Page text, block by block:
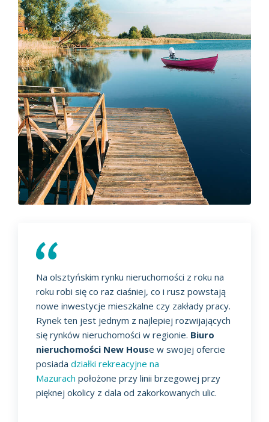
Na olsztyńskim rynku nieruchomości z roku na
roku robi się co raz ciaśniej, co i rusz powstają
nowe inwestycje mieszkalne czy zakłady pracy.
Rynek ten jest jednym z najlepiej rozwijających
się rynków nieruchomości w regionie. Biuro
nieruchomości New House w swojej ofercie
posiada działki rekreacyjne na
Mazurach położone przy linii brzegowej przy
pięknej okolicy z dala od zakorkowanych ulic.